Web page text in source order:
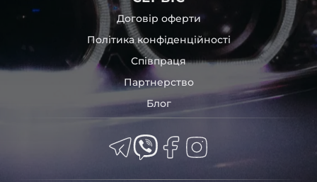
Договір оферти
Політика конфіденційності
Співпраця
Партнерство
Блог